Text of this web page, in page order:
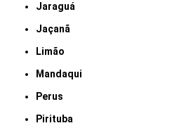
Jaraguá
Jaçanã
Limão
Mandaqui
Perus
Pirituba